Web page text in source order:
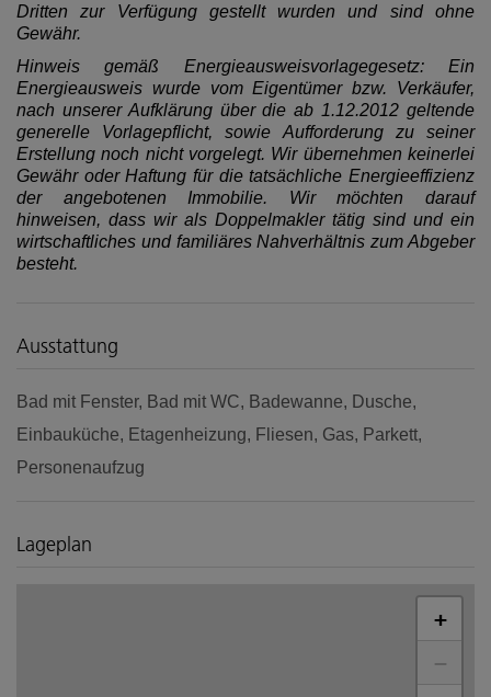
Dritten zur Verfügung gestellt wurden und sind ohne
Gewähr.
Hinweis gemäß Energieausweisvorlagegesetz: Ein
Energieausweis wurde vom Eigentümer bzw. Verkäufer,
nach unserer Aufklärung über die ab 1.12.2012 geltende
generelle Vorlagepflicht, sowie Aufforderung zu seiner
Erstellung noch nicht vorgelegt. Wir übernehmen keinerlei
Gewähr oder Haftung für die tatsächliche Energieeffizienz
der angebotenen Immobilie. Wir möchten darauf
hinweisen, dass wir als Doppelmakler tätig sind und ein
wirtschaftliches und familiäres Nahverhältnis zum Abgeber
besteht.
Ausstattung
Bad mit Fenster Bad mit WC Badewanne
Dusche
Einbauküche
Etagenheizung Fliesen Gas
Parkett
Personenaufzug
Lageplan
+
−